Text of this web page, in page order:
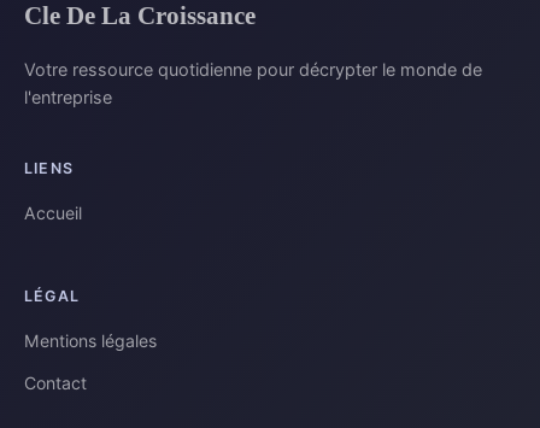
Cle De La Croissance
Votre ressource quotidienne pour décrypter le monde de
l'entreprise
LIENS
Accueil
LÉGAL
Mentions légales
Contact